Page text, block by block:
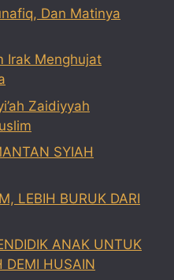
Dan Matinya
Irak Menghujat
Zaidiyyah
SYIAH
LEBIH BURUK DARI
ANAK UNTUK
DEMI HUSAIN